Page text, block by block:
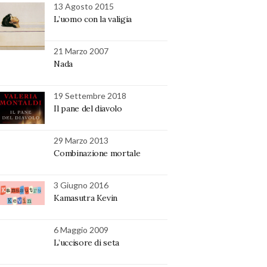
13 Agosto 2015
L’uomo con la valigia
21 Marzo 2007
Nada
19 Settembre 2018
Il pane del diavolo
29 Marzo 2013
Combinazione mortale
3 Giugno 2016
Kamasutra Kevin
6 Maggio 2009
L’uccisore di seta